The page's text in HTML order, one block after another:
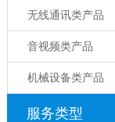
无线通讯类产品
音视频类产品
机械设备类产品
服务类型